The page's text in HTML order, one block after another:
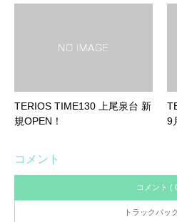
TERIOS TIME130 上尾泉台 新
規OPEN！
9
コメント
コメント (
トラックバッ